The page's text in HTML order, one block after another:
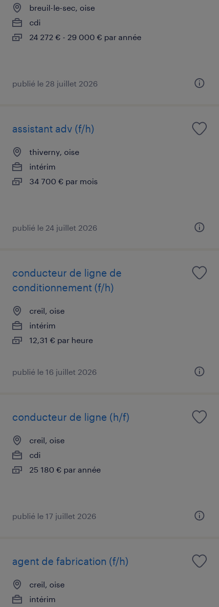
breuil-le-sec, oise
cdi
24 272 € - 29 000 € par année
publié le 28 juillet 2026
assistant adv (f/h)
thiverny, oise
intérim
34 700 € par mois
publié le 24 juillet 2026
conducteur de ligne de
conditionnement (f/h)
creil, oise
intérim
12,31 € par heure
publié le 16 juillet 2026
conducteur de ligne (h/f)
creil, oise
cdi
25 180 € par année
publié le 17 juillet 2026
agent de fabrication (f/h)
creil, oise
intérim